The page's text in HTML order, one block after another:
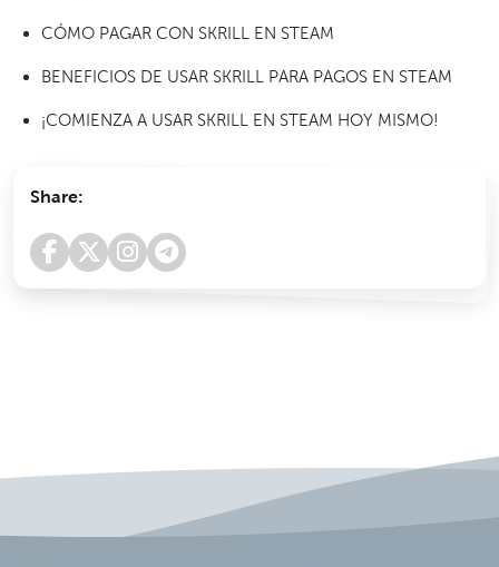
CÓMO PAGAR CON SKRILL EN STEAM
BENEFICIOS DE USAR SKRILL PARA PAGOS EN STEAM
¡COMIENZA A USAR SKRILL EN STEAM HOY MISMO!
Share: